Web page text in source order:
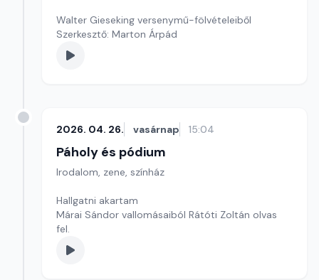
Walter Gieseking versenymű-fölvételeiből
Szerkesztő: Marton Árpád
2026. 04. 26. vasárnap 15:04
Páholy és pódium
Irodalom, zene, színház
Hallgatni akartam
Márai Sándor vallomásaiból Rátóti Zoltán olvas
fel.